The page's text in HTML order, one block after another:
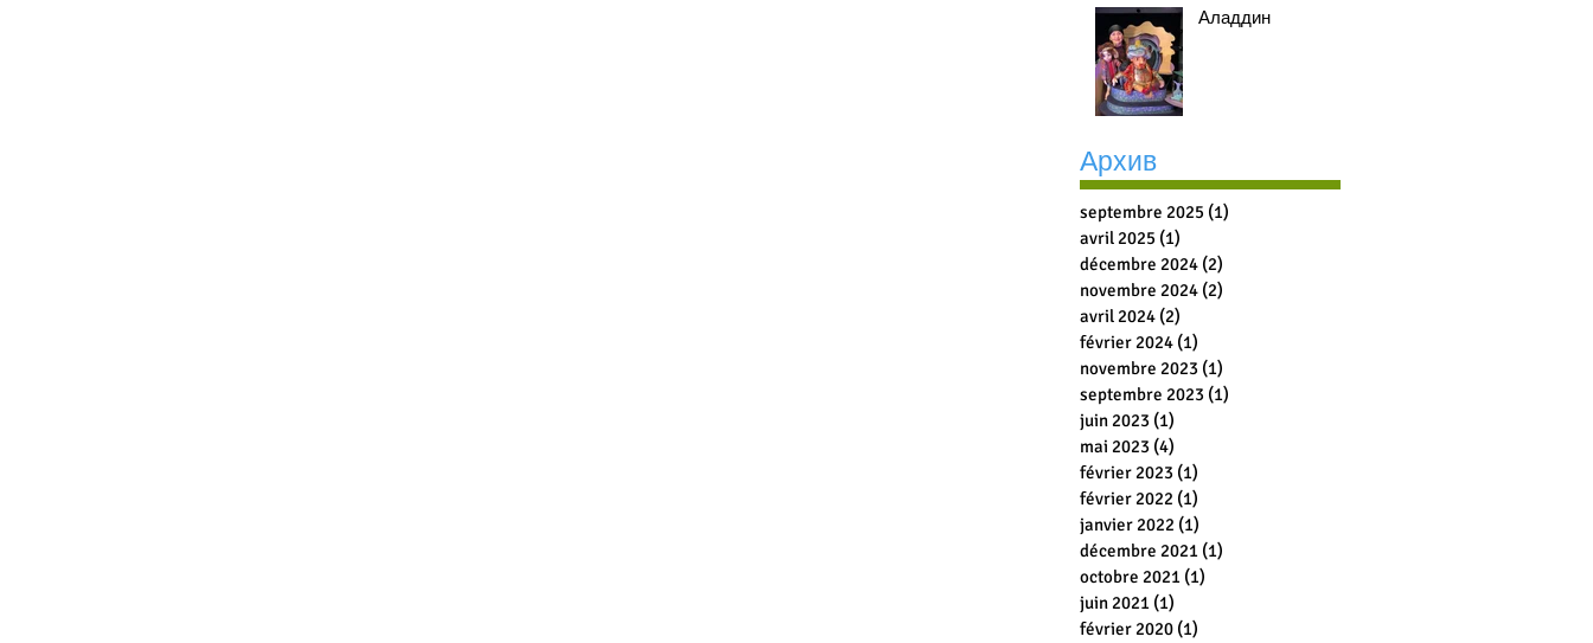
Аладдин
Архив
septembre 2025 (1)
avril 2025 (1)
décembre 2024 (2)
novembre 2024 (2)
avril 2024 (2)
février 2024 (1)
novembre 2023 (1)
septembre 2023 (1)
juin 2023 (1)
mai 2023 (4)
février 2023 (1)
février 2022 (1)
janvier 2022 (1)
décembre 2021 (1)
octobre 2021 (1)
juin 2021 (1)
février 2020 (1)